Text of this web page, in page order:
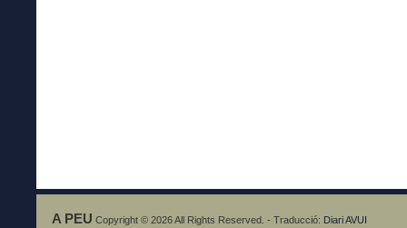
A PEU Copyright © 2026 All Rights Reserved. - Traducció: Diari AVUI